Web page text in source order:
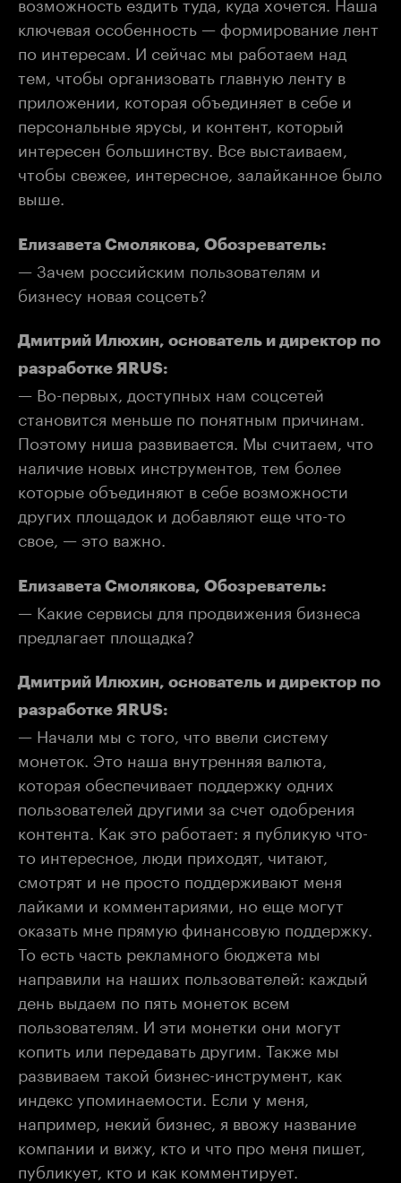
ключевая особенность — формирование лент
по интересам. И сейчас мы работаем над
тем, чтобы организовать главную ленту в
приложении, которая объединяет в себе и
персональные ярусы, и контент, который
интересен большинству. Все выстаиваем,
чтобы свежее, интересное, залайканное было
выше.
Елизавета Смолякова, Обозреватель:
— Зачем российским пользователям и
бизнесу новая соцсеть?
Дмитрий Илюхин, основатель и директор по
разработке ЯRUS:
— Во-первых, доступных нам соцсетей
становится меньше по понятным причинам.
Поэтому ниша развивается. Мы считаем, что
наличие новых инструментов, тем более
которые объединяют в себе возможности
других площадок и добавляют еще что-то
свое, — это важно.
Елизавета Смолякова, Обозреватель:
— Какие сервисы для продвижения бизнеса
предлагает площадка?
Дмитрий Илюхин, основатель и директор по
разработке ЯRUS:
— Начали мы с того, что ввели систему
монеток. Это наша внутренняя валюта,
которая обеспечивает поддержку одних
пользователей другими за счет одобрения
контента. Как это работает: я публикую что-
то интересное, люди приходят, читают,
смотрят и не просто поддерживают меня
лайками и комментариями, но еще могут
оказать мне прямую финансовую поддержку.
То есть часть рекламного бюджета мы
направили на наших пользователей: каждый
день выдаем по пять монеток всем
пользователям. И эти монетки они могут
копить или передавать другим. Также мы
развиваем такой бизнес-инструмент, как
индекс упоминаемости. Если у меня,
например, некий бизнес, я ввожу название
компании и вижу, кто и что про меня пишет,
публикует, кто и как комментирует.